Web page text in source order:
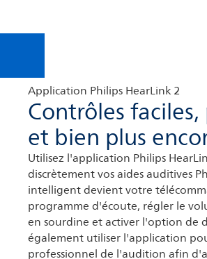
Application Philips HearLink 2
Contrôles
et bien plus
Utilisez l'application Philips
discrètement vos aides auditives
intelligent devient votre
programme d'écoute, régler le
en sourdine et activer l'option de
également utiliser l'application
professionnel de l'audition afin